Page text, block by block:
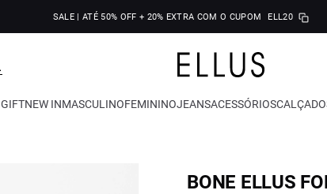
SALE | ATÉ 50% OFF + 20% EXTRA COM O CUPOM ELL20
GIFTNEW INMASCULINOFEMININOJEANSACESSÓRIOS
BONE ELLUS